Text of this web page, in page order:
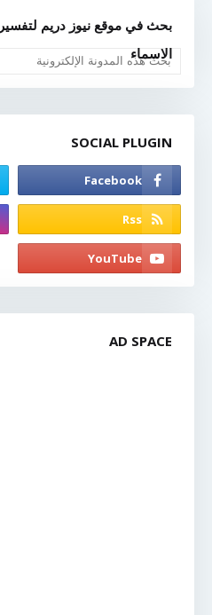
بحث في موقع نيوز دريم
الاسماء
SOCIAL PLUGIN
AD SPACE